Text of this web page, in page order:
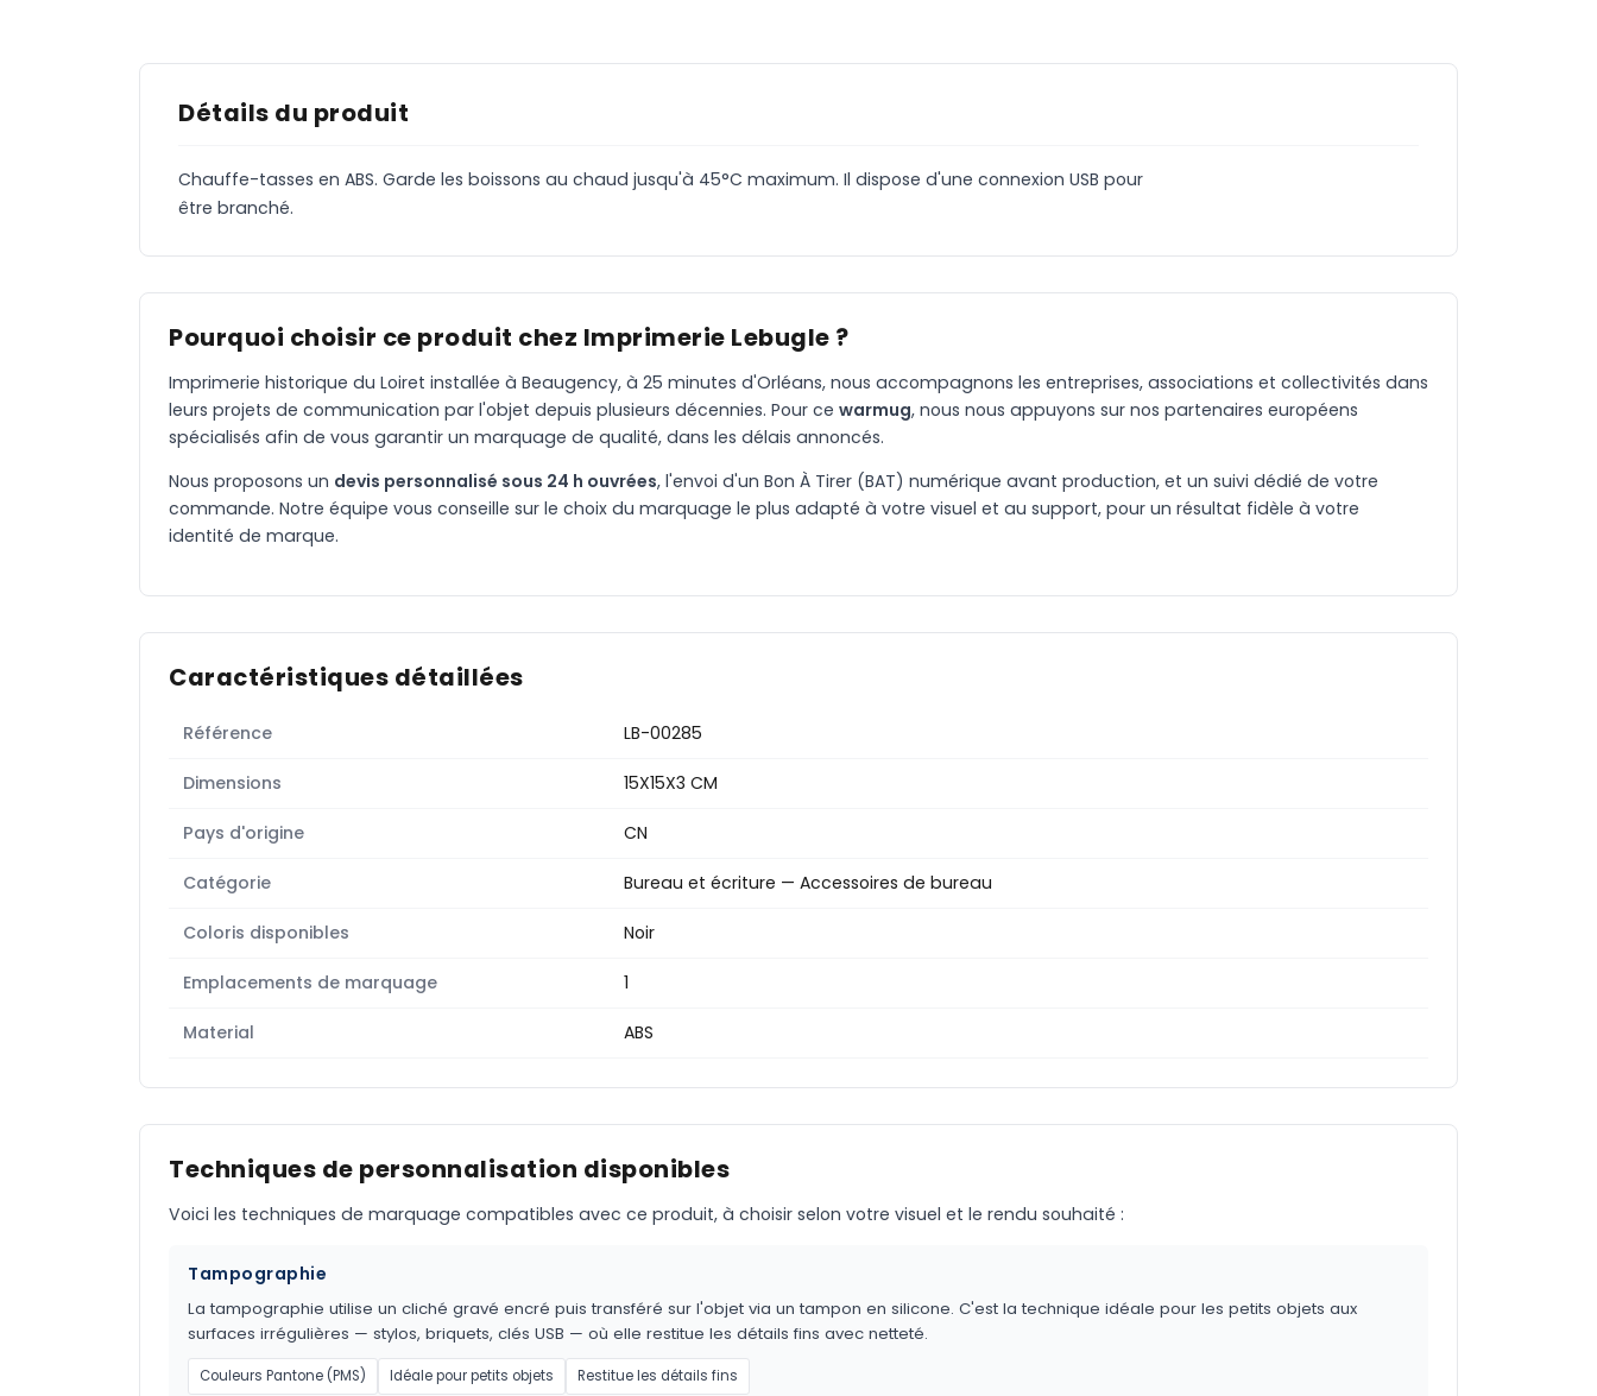
Détails du produit
Chauffe-tasses en ABS. Garde les boissons au chaud jusqu'à 45°C maximum. Il dispose d'une connexion USB pour
être branché.
Pourquoi choisir ce produit chez Imprimerie Lebugle ?
Imprimerie historique du Loiret installée à Beaugency, à 25 minutes d'Orléans, nous accompagnons les entreprises, associations et collectivités dans
leurs projets de communication par l'objet depuis plusieurs décennies. Pour ce warmug, nous nous appuyons sur nos partenaires européens
spécialisés afin de vous garantir un marquage de qualité, dans les délais annoncés.
Nous proposons un devis personnalisé sous 24 h ouvrées, l'envoi d'un Bon À Tirer (BAT) numérique avant production, et un suivi dédié de votre
commande. Notre équipe vous conseille sur le choix du marquage le plus adapté à votre visuel et au support, pour un résultat fidèle à votre
identité de marque.
Caractéristiques détaillées
Référence LB-00285
Dimensions 15X15X3 CM
Pays d'origine CN
Catégorie Bureau et écriture — Accessoires de bureau
Coloris disponibles Noir
Emplacements de marquage 1
Material ABS
Techniques de personnalisation disponibles
Voici les techniques de marquage compatibles avec ce produit, à choisir selon votre visuel et le rendu souhaité :
Tampographie
La tampographie utilise un cliché gravé encré puis transféré sur l'objet via un tampon en silicone. C'est la technique idéale pour les petits objets aux
surfaces irrégulières — stylos, briquets, clés USB — où elle restitue les détails fins avec netteté.
Couleurs Pantone (PMS) Idéale pour petits objets Restitue les détails fins